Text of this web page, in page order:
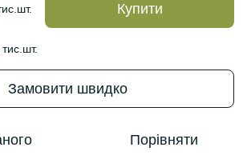
Купити
Замовити швидко
Порівняти